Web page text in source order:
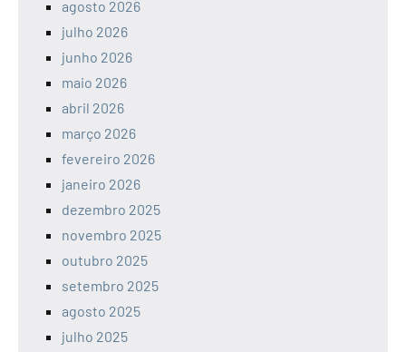
agosto 2026
julho 2026
junho 2026
maio 2026
abril 2026
março 2026
fevereiro 2026
janeiro 2026
dezembro 2025
novembro 2025
outubro 2025
setembro 2025
agosto 2025
julho 2025